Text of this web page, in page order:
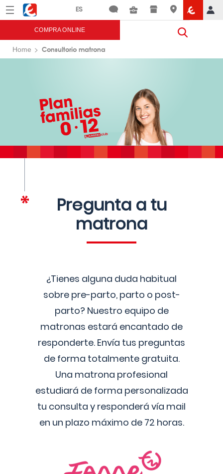
Menú Eroski
COMPRA ONLINE
Home Consultorio matrona
Pregunta a tu
matrona
¿Tienes alguna duda habitual
sobre pre-parto, parto o post-
parto? Nuestro equipo de
matronas estará encantado de
responderte. Envía tus preguntas
de forma totalmente gratuita.
Una matrona profesional
estudiará de forma personalizada
tu consulta y responderá vía mail
en un plazo máximo de 72 horas.